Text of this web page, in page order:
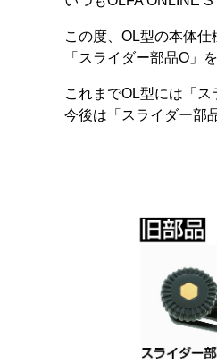
この度、OL型の本体
「スライダー部品O」
これまでOL型には「
今後は 「スライダー部